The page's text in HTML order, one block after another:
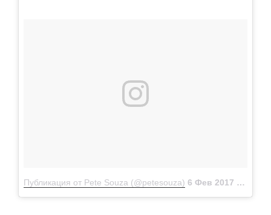
Публикация от Pete Souza (@petesouza) 6 Фев 2017 в 9:29 PST